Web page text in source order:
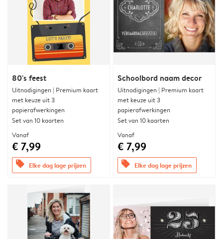
80's feest
Uitnodigingen | Premium kaart
met keuze uit 3
papierafwerkingen
Set van 10 kaarten
Vanaf
€ 7,99
offers Elke dag lage prijzen
Schoolbord naam decor
Uitnodigingen | Premium kaart
met keuze uit 3
papierafwerkingen
Set van 10 kaarten
Vanaf
€ 7,99
offers Elke dag lage prijzen